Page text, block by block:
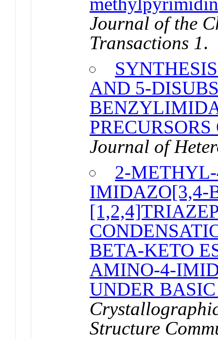
Journal of the
Transactions 1.
AND 5-
Journal of
2-
IMIDAZO[3,4-
BETA-KETO
AMINO-4-
UNDER
Structure